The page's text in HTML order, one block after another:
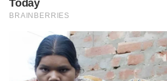
Tags: nepal